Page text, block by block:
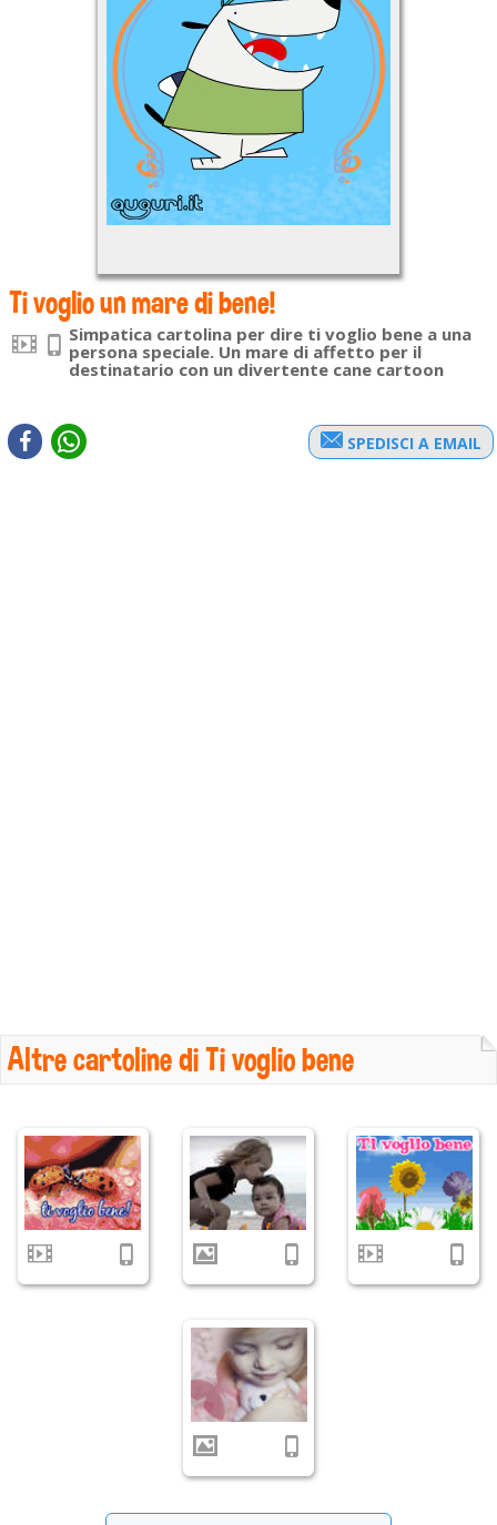
Ti voglio un mare di bene!
Simpatica cartolina per dire ti voglio bene a una
persona speciale. Un mare di affetto per il
destinatario con un divertente cane cartoon
SPEDISCI A EMAIL
Altre cartoline di Ti voglio bene